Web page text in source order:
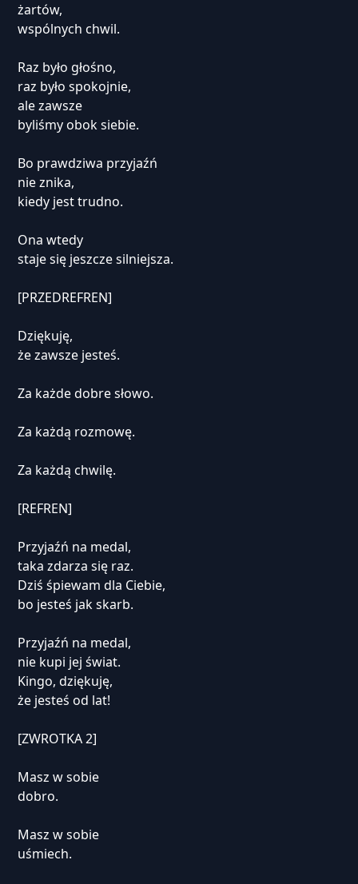
żartów,
wspólnych chwil.
Raz było głośno,
raz było spokojnie,
ale zawsze
byliśmy obok siebie.
Bo prawdziwa przyjaźń
nie znika,
kiedy jest trudno.
Ona wtedy
staje się jeszcze silniejsza.
[PRZEDREFREN]
Dziękuję,
że zawsze jesteś.
Za każde dobre słowo.
Za każdą rozmowę.
Za każdą chwilę.
[REFREN]
Przyjaźń na medal,
taka zdarza się raz.
Dziś śpiewam dla Ciebie,
bo jesteś jak skarb.
Przyjaźń na medal,
nie kupi jej świat.
Kingo, dziękuję,
że jesteś od lat!
[ZWROTKA 2]
Masz w sobie
dobro.
Masz w sobie
uśmiech.